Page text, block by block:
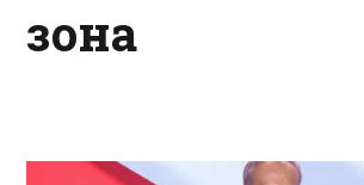
зона